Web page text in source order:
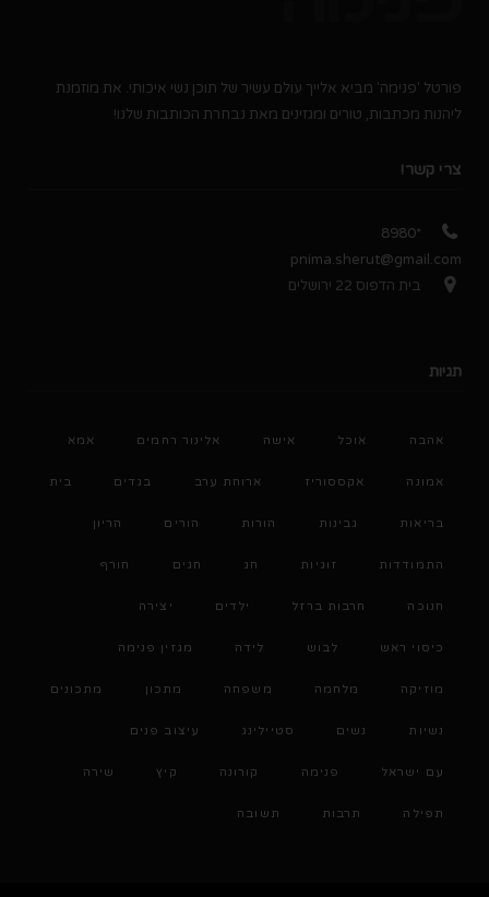
פורטל 'פנימה' מביא אלייך עולם עשיר של תוכן נשי איכותי. את מוזמנת
ליהנות מכתבות, טורים ומגזינים מאת נבחרת הכותבות שלנו!
צרי קשר!
*8980
pnima.sherut@gmail.com
בית הדפוס 22 ירושלים
תגיות
אהבה אוכל אישה אלינור רחמים אמא
אמונה אקססוריז ארוחת ערב בגדים בית
בריאות גבינות הורות הורים הריון
התמודדות זוגיות חג חגים חורף
חנוכה חרבות ברזל ילדים יצירה
כיסוי ראש לבוש לידה מגזין פנימה
מוזיקה מלחמה משפחה מתכון מתכונים
נשיות נשים סטיילינג עיצוב פנים
עם ישראל פנימה קורונה קיץ שירה
תפילה תרבות תשובה